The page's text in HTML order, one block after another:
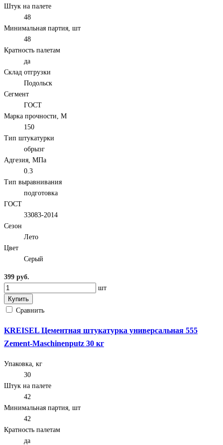
Штук на палете
48
Минимальная партия, шт
48
Кратность палетам
да
Склад отгрузки
Подольск
Сегмент
ГОСТ
Марка прочности, М
150
Тип штукатурки
обрызг
Адгезия, МПа
0.3
Тип выравнивания
подготовка
ГОСТ
33083-2014
Сезон
Лето
Цвет
Серый
399 руб.
шт
Купить
Сравнить
KREISEL Цементная штукатурка универсальная 555
Zement-Maschinenputz 30 кг
Упаковка, кг
30
Штук на палете
42
Минимальная партия, шт
42
Кратность палетам
да